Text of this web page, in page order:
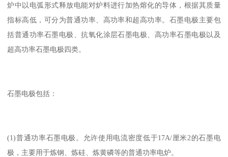
炉中以电弧形式释放电能对炉料进行加热熔化的导体，根据其质量
指标高低，可分为普通功率、高功率和超高功率。石墨电极主要包
括普通功率石墨电极、抗氧化涂层石墨电极、高功率石墨电极以及
超高功率石墨电极四类。
石墨电极包括：
(1)普通功率石墨电极。允许使用电流密度低于17A/厘米2的石墨电
极，主要用于炼钢、炼硅、炼黄磷等的普通功率电炉。